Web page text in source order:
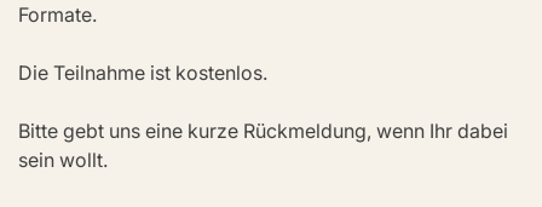
Formate.
Die Teilnahme ist kostenlos.
Bitte gebt uns eine kurze Rückmeldung, wenn Ihr dabei
sein wollt.